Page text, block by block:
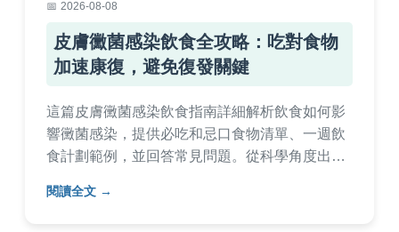
2026-08-08
皮膚黴菌感染飲食全攻略：吃對食物
加速康復，避免復發關鍵
這篇皮膚黴菌感染飲食指南詳細解析飲食如何影
響黴菌感染，提供必吃和忌口食物清單、一週飲
食計劃範例，並回答常見問題。從科學角度出
膚康復，減少復發風險。內容涵蓋日常飲食選
閱讀全文